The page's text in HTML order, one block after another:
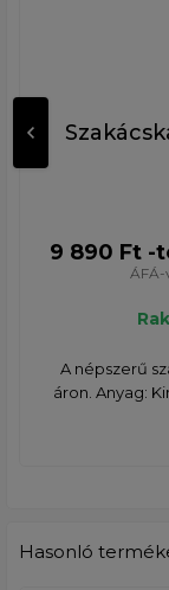
9 890 Ft -
ÁFÁ-
A népszerű
áron. Anyag:
Hasonló